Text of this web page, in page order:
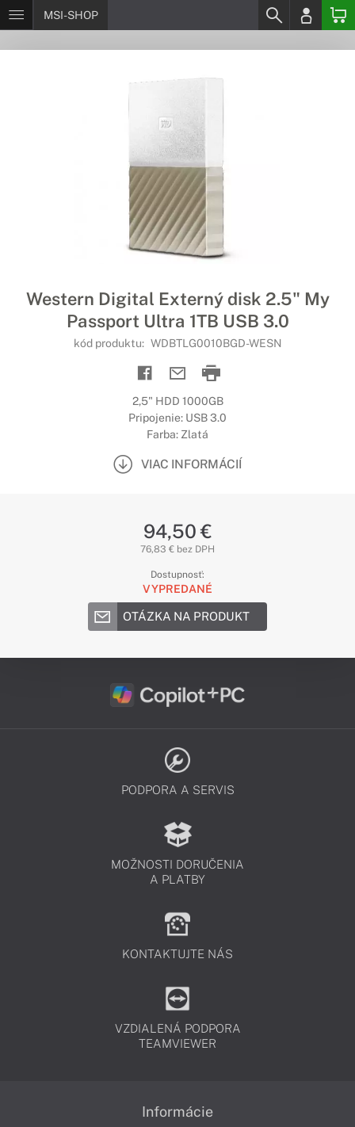
MSI-SHOP
Western Digital Externý disk 2.5" My
Passport Ultra 1TB USB 3.0
kód produktu: WDBTLG0010BGD-WESN
2,5" HDD 1000GB
Pripojenie: USB 3.0
Farba: Zlatá
VIAC INFORMÁCIÍ
94,50 €
76,83 € bez DPH
Dostupnosť:
VYPREDANÉ
OTÁZKA NA PRODUKT
PODPORA A SERVIS
MOŽNOSTI DORUČENIA
A PLATBY
KONTAKTUJTE NÁS
VZDIALENÁ PODPORA
TEAMVIEWER
Informácie